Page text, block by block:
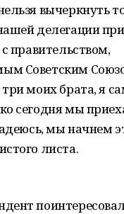
вычеркнуть
делегации
правительством,
Советским
моих брата, я
сегодня мы
мы начнем
листа.